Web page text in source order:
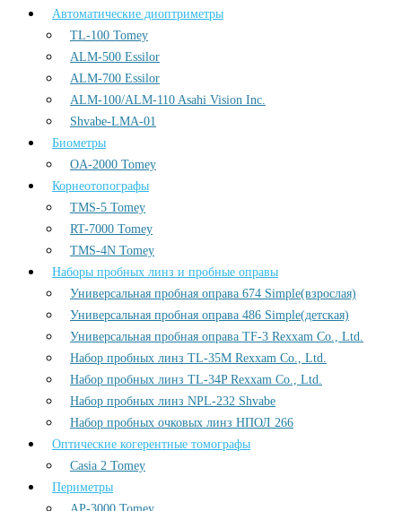
Автоматические диоптриметры
TL-100 Tomey
ALM-500 Essilor
ALM-700 Essilor
ALM-100/ALM-110 Asahi Vision Inc.
Shvabe-LMA-01
Биометры
OA-2000 Tomey
Корнеотопографы
TMS-5 Tomey
RT-7000 Tomey
TMS-4N Tomey
Наборы пробных линз и пробные оправы
Универсальная пробная оправа 674 Simple(взрослая)
Универсальная пробная оправа 486 Simple(детская)
Универсальная пробная оправа TF-3 Rexxam Co., Ltd.
Набор пробных линз TL-35M Rexxam Co., Ltd.
Набор пробных линз TL-34P Rexxam Co., Ltd.
Набор пробных линз NPL-232 Shvabe
Набор пробных очковых линз НПОЛ 266
Оптические когерентные томографы
Casia 2 Tomey
Периметры